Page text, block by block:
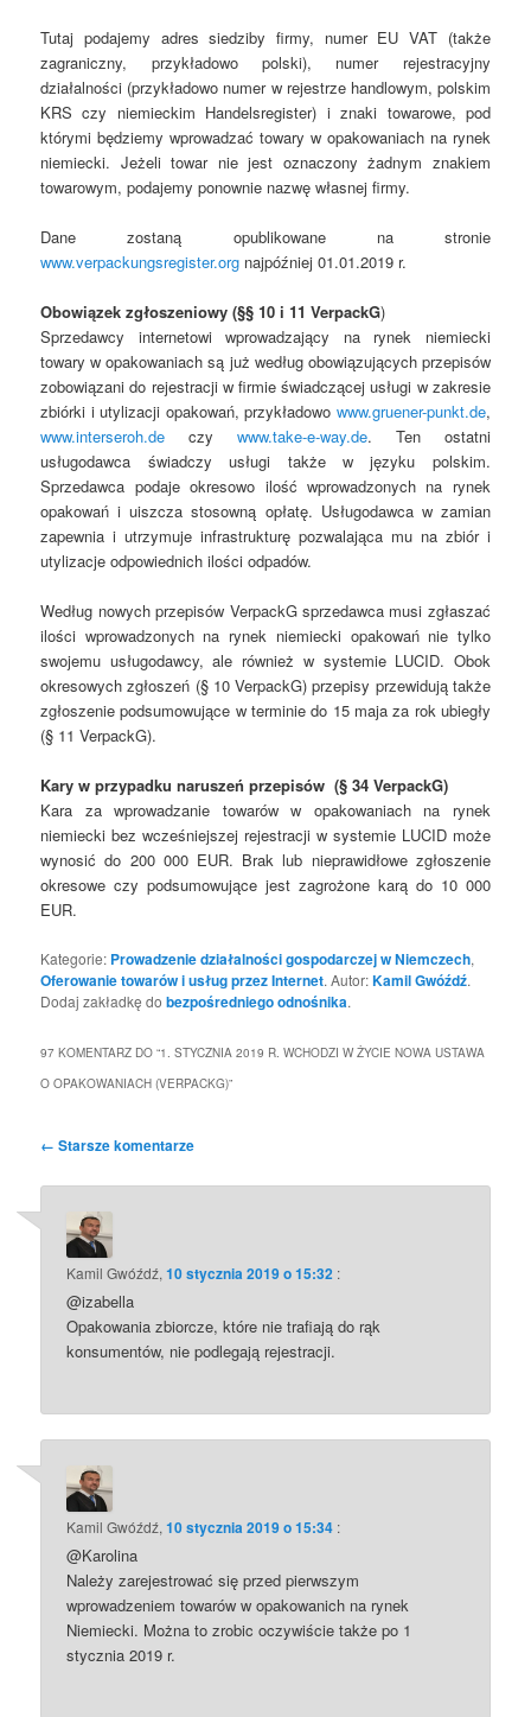
Tutaj podajemy adres siedziby firmy, numer EU VAT (także
zagraniczny, przykładowo polski), numer rejestracyjny
działalności (przykładowo numer w rejestrze handlowym, polskim
KRS czy niemieckim Handelsregister) i znaki towarowe, pod
którymi będziemy wprowadzać towary w opakowaniach na rynek
niemiecki. Jeżeli towar nie jest oznaczony żadnym znakiem
towarowym, podajemy ponownie nazwę własnej firmy.
Dane zostaną opublikowane na stronie
www.verpackungsregister.org najpóźniej 01.01.2019 r.
Obowiązek zgłoszeniowy (§§ 10 i 11 VerpackG)
Sprzedawcy internetowi wprowadzający na rynek niemiecki
towary w opakowaniach są już według obowiązujących przepisów
zobowiązani do rejestracji w firmie świadczącej usługi w zakresie
zbiórki i utylizacji opakowań, przykładowo www.gruener-punkt.de,
www.interseroh.de czy www.take-e-way.de. Ten ostatni
usługodawca świadczy usługi także w języku polskim.
Sprzedawca podaje okresowo ilość wprowadzonych na rynek
opakowań i uiszcza stosowną opłatę. Usługodawca w zamian
zapewnia i utrzymuje infrastrukturę pozwalająca mu na zbiór i
utylizacje odpowiednich ilości odpadów.
Według nowych przepisów VerpackG sprzedawca musi zgłaszać
ilości wprowadzonych na rynek niemiecki opakowań nie tylko
swojemu usługodawcy, ale również w systemie LUCID. Obok
okresowych zgłoszeń (§ 10 VerpackG) przepisy przewidują także
zgłoszenie podsumowujące w terminie do 15 maja za rok ubiegły
(§ 11 VerpackG).
Kary w przypadku naruszeń przepisów (§ 34 VerpackG)
Kara za wprowadzanie towarów w opakowaniach na rynek
niemiecki bez wcześniejszej rejestracji w systemie LUCID może
wynosić do 200 000 EUR. Brak lub nieprawidłowe zgłoszenie
okresowe czy podsumowujące jest zagrożone karą do 10 000
EUR.
Kategorie: Prowadzenie działalności gospodarczej w Niemczech,
Oferowanie towarów i usług przez Internet. Autor:Kamil Gwóźdź.
Dodaj zakładkę dobezpośredniego odnośnika.
97 KOMENTARZ DO “1. STYCZNIA 2019 R. WCHODZI W ŻYCIE NOWA USTAWA
O OPAKOWANIACH (VERPACKG)”
Nawigacja
komentarzach
← Starsze komentarze
Kamil Gwóźdź,10 stycznia 2019 o 15:32 :
@izabella
Opakowania zbiorcze, które nie trafiają do rąk
konsumentów, nie podlegają rejestracji.
Kamil Gwóźdź,10 stycznia 2019 o 15:34 :
@Karolina
Należy zarejestrować się przed pierwszym
wprowadzeniem towarów w opakowanich na rynek
Niemiecki. Można to zrobic oczywiście także po 1
stycznia 2019 r.